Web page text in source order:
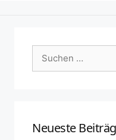
Suchen
nach:
Neueste